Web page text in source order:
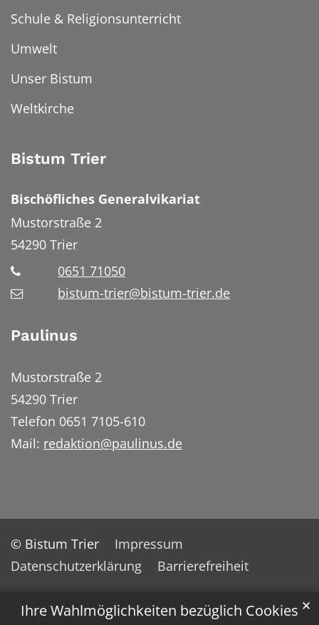
Ihre Wahlmöglichkeiten bezüglich Cookies ✕
Schule & Religionsunterricht
Umwelt
Unser Bistum
Weltkirche
Bistum Trier
Bischöfliches Generalvikariat
Mustorstraße 2
54290 Trier
0651 71050
bistum-trier@bistum-trier.de
Paulinus
Mustorstraße 2
54290 Trier
Telefon 0651 7105-610
Mail: redaktion@paulinus.de
© Bistum Trier
Impressum
Datenschutzerklärung
Barrierefreiheit